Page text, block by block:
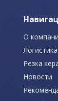
О
Логистика
Резка
Новости